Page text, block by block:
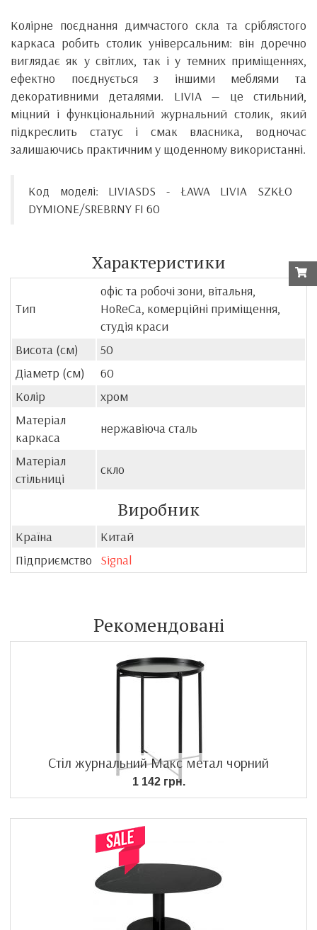
Колірне поєднання димчастого скла та сріблястого
каркаса робить столик універсальним: він доречно
виглядає як у світлих, так і у темних приміщеннях,
ефектно поєднується з іншими меблями та
декоративними деталями. LIVIA — це стильний,
міцний і функціональний журнальний столик, який
підкреслить статус і смак власника, водночас
залишаючись практичним у щоденному використанні.
Код моделі: LIVIASDS - ŁAWA LIVIA SZKŁO
DYMIONE/SREBRNY FI 60
Характеристики
Тип
офіс та робочі зони, вітальня,
HoReCa, комерційні приміщення,
студія краси
Висота (см)
50
Діаметр (см)
60
Колір
хром
Матеріал
каркаса
нержавіюча сталь
Матеріал
стільниці
скло
Виробник
Країна
Китай
Підприємство
Signal
Рекомендовані
Стіл журнальний Макс метал чорний
1 142 грн.